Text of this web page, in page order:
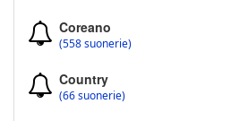
Coreano
(558 suonerie)
Country
(66 suonerie)